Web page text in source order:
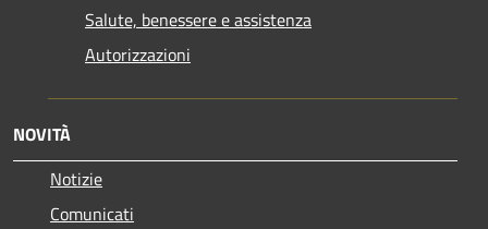
Salute, benessere e assistenza
Autorizzazioni
NOVITÀ
Notizie
Comunicati